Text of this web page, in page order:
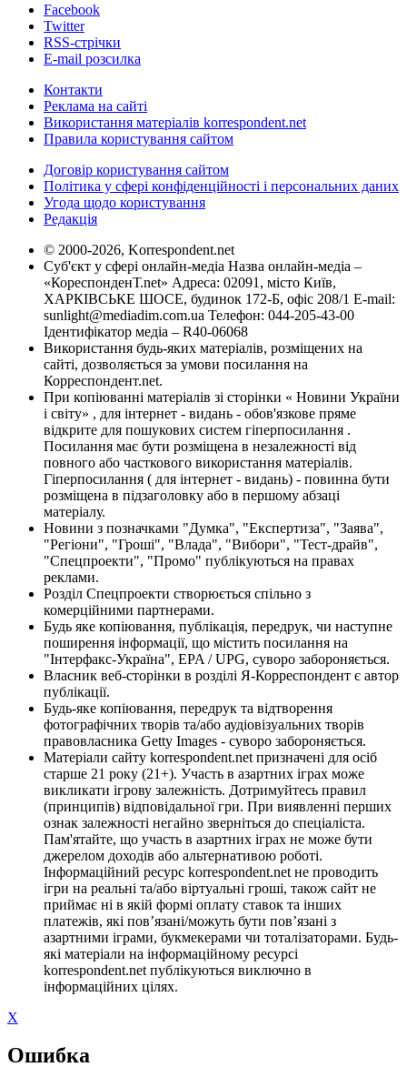
Facebook
Twitter
RSS-стрічки
E-mail розсилка
Контакти
Реклама на сайті
Використання матеріалів korrespondent.net
Правила користування сайтом
Договір користування сайтом
Політика у сфері конфіденційності і персональних даних
Угода щодо користування
Редакція
© 2000-2026, Korrespondent.net
Суб'єкт у сфері онлайн-медіа Назва онлайн-медіа –
«КореспонденТ.net» Адреса: 02091, місто Київ,
ХАРКІВСЬКЕ ШОСЕ, будинок 172-Б, офіс 208/1 E-mail:
sunlight@mediadim.com.ua Телефон: 044-205-43-00
Ідентифікатор медіа – R40-06068
Використання будь-яких матеріалів, розміщених на
сайті, дозволяється за умови посилання на
Корреспондент.net.
При копіюванні матеріалів зі сторінки « Новини України
і світу» , для інтернет - видань - обов'язкове пряме
відкрите для пошукових систем гіперпосилання .
Посилання має бути розміщена в незалежності від
повного або часткового використання матеріалів.
Гіперпосилання ( для інтернет - видань) - повинна бути
розміщена в підзаголовку або в першому абзаці
матеріалу.
Новини з позначками "Думка", "Експертиза", "Заява",
"Регіони", "Гроші", "Влада", "Вибори", "Тест-драйв",
"Спецпроекти", "Промо" публікуються на правах
реклами.
Розділ Спецпроекти створюється спільно з
комерційними партнерами.
Будь яке копіювання, публікація, передрук, чи наступне
поширення інформації, що містить посилання на
"Інтерфакс-Україна", EPA / UPG, суворо забороняється.
Власник веб-сторінки в розділі Я-Корреспондент є автор
публікації.
Будь-яке копіювання, передрук та відтворення
фотографічних творів та/або аудіовізуальних творів
правовласника Getty Images - суворо забороняється.
Матеріали сайту korrespondent.net призначені для осіб
старше 21 року (21+). Участь в азартних іграх може
викликати ігрову залежність. Дотримуйтесь правил
(принципів) відповідальної гри. При виявленні перших
ознак залежності негайно зверніться до спеціаліста.
Пам'ятайте, що участь в азартних іграх не може бути
джерелом доходів або альтернативою роботі.
Інформаційний ресурс korrespondent.net не проводить
ігри на реальні та/або віртуальні гроші, також сайт не
приймає ні в якій формі оплату ставок та інших
платежів, які пов’язані/можуть бути пов’язані з
азартними іграми, букмекерами чи тоталізаторами. Будь-
які матеріали на інформаційному ресурсі
korrespondent.net публікуються виключно в
інформаційних цілях.
X
Ошибка